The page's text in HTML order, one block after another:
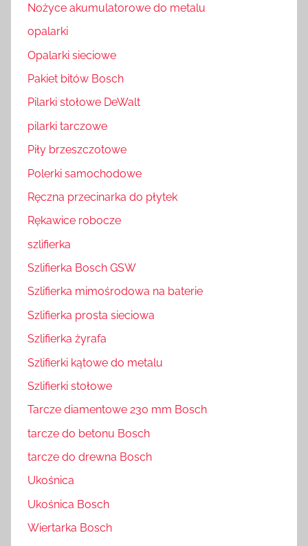
Nożyce akumulatorowe do metalu
opalarki
Opalarki sieciowe
Pakiet bitów Bosch
Pilarki stołowe DeWalt
pilarki tarczowe
Piły brzeszczotowe
Polerki samochodowe
Ręczna przecinarka do płytek
Rękawice robocze
szlifierka
Szlifierka Bosch GSW
Szlifierka mimośrodowa na baterie
Szlifierka prosta sieciowa
Szlifierka żyrafa
Szlifierki kątowe do metalu
Szlifierki stołowe
Tarcze diamentowe 230 mm Bosch
tarcze do betonu Bosch
tarcze do drewna Bosch
Ukośnica
Ukośnica Bosch
Wiertarka Bosch